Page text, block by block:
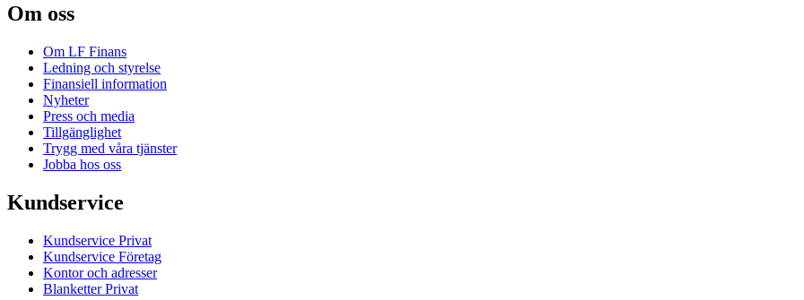
Om oss
Om LF Finans
Ledning och styrelse
Finansiell information
Nyheter
Press och media
Tillgänglighet
Trygg med våra tjänster
Jobba hos oss
Kundservice
Kundservice Privat
Kundservice Företag
Kontor och adresser
Blanketter Privat